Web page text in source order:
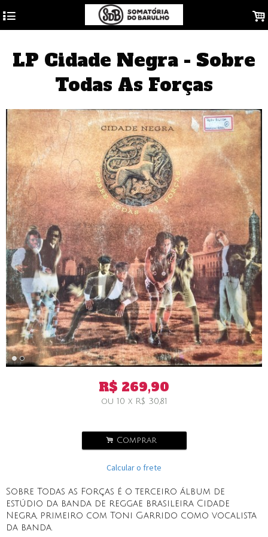
4 .
LP Cidade Negra - Sobre
Todas As Forças
R$ 269,90
ou 10 x R$ 30,81
. Comprar
Calcular o frete
Sobre Todas as Forças é o terceiro álbum de
estúdio da banda de reggae brasileira Cidade
Negra, primeiro com Toni Garrido como vocalista
da banda.